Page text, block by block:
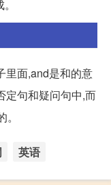
里面,and是和的意
定句和疑问句中,而
英语